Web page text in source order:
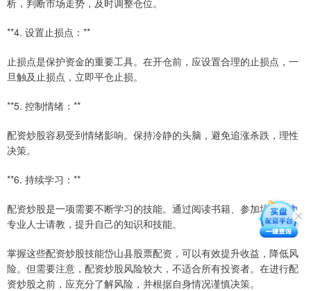
**4. 设置止损点：**
止损点是保护资金的重要工具。在开仓前，应设置合理的止损点，一
旦触及止损点，立即平仓止损。
**5. 控制情绪：**
配资炒股容易受到情绪影响。保持冷静的头脑，避免追涨杀跌，理性
决策。
**6. 持续学习：**
配资炒股是一项需要不断学习的技能。通过阅读书籍、参加培训或向
专业人士请教，提升自己的知识和技能。
掌握这些配资炒股技能岱山县股票配资，可以有效提升收益，降低风
险。但需要注意，配资炒股风险较大，不适合所有投资者。在进行配
资炒股之前，应充分了解风险，并根据自身情况谨慎决策。